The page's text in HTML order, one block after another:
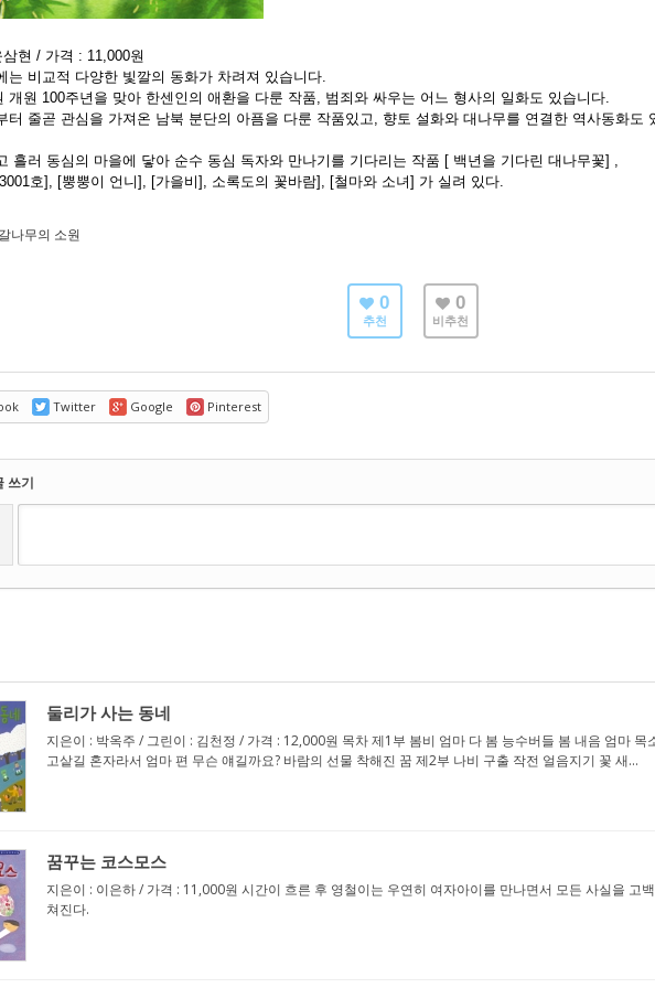
현 / 가격 : 11,000원
는 비교적 다양한 빛깔의 동화가 차려져 있습니다.
개원 100주년을 맞아 한센인의 애환을 다룬 작품, 범죄와 싸우는 어느 형사의 일화도 있습니다.
터 줄곧 관심을 가져온 남북 분단의 아픔을 다룬 작품있고, 향토 설화와 대나무를 연결한 역사동화도
흘러 동심의 마을에 닿아 순수 동심 독자와 만나기를 기다리는 작품 [ 백년을 기다린 대나무꽃] ,
호], [뿡뿡이 언니], [가을비], 소록도의 꽃바람], [철마와 소녀] 가 실려 있다.
나무의 소원
0
추천
0
비추천
Twitter Google Pinterest
쓰기
둘리가 사는 동네
지은이 : 박옥주 / 그린이 : 김천정 / 가격 : 12,000원 목차 제1부 봄비 엄마 다 봄 능수버들 봄 내음 엄마
고샅길 혼자라서 엄마 편 무슨 얘길까요? 바람의 선물 착해진 꿈 제2부 나비 구출 작전 얼음지기 꽃 새...
꿈꾸는 코스모스
지은이 : 이은하 / 가격 : 11,000원 시간이 흐른 후 영철이는 우연히 여자아이를 만나면서 모든 사실을 고
쳐진다.